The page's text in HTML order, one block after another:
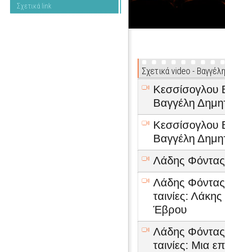
Σχετικά link
Σχετικά video -
Κεσσίσογλου
Βαγγέλη
Κεσσίσογλου
Βαγγέλη
Λάδης
Λάδης
ταινίες:
Έβρου
Λάδης
ταινίες: Μια